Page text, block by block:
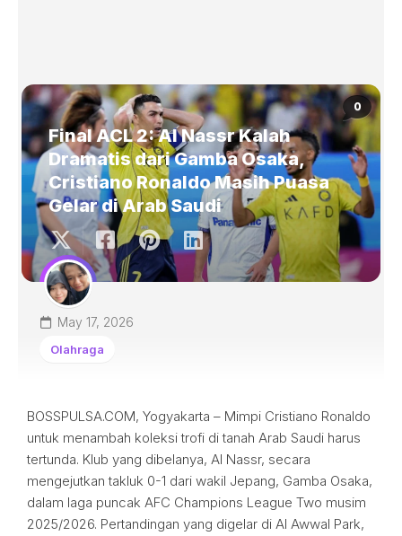
0
Final ACL 2: Al Nassr Kalah
Dramatis dari Gamba Osaka,
Cristiano Ronaldo Masih Puasa
Gelar di Arab Saudi
May 17, 2026
Olahraga
BOSSPULSA.COM, Yogyakarta – Mimpi Cristiano Ronaldo
untuk menambah koleksi trofi di tanah Arab Saudi harus
tertunda. Klub yang dibelanya, Al Nassr, secara
mengejutkan takluk 0-1 dari wakil Jepang, Gamba Osaka,
dalam laga puncak AFC Champions League Two musim
2025/2026. Pertandingan yang digelar di Al Awwal Park,